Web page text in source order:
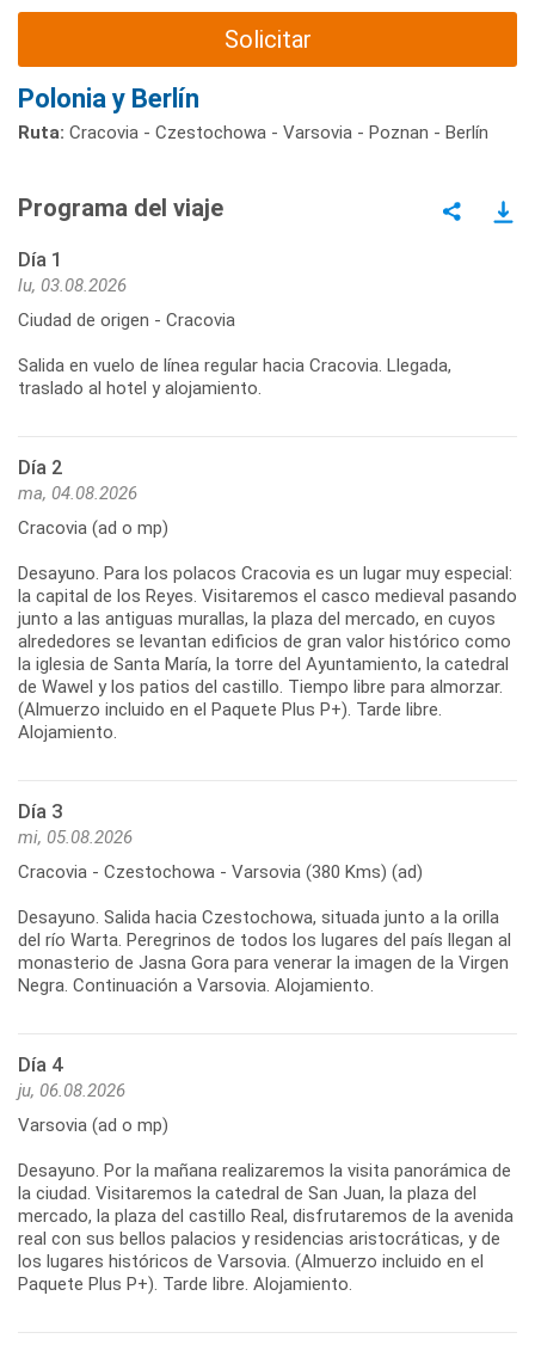
Solicitar
Polonia y Berlín
Ruta: Cracovia - Czestochowa - Varsovia - Poznan - Berlín
Programa del viaje
Día 1
lu, 03.08.2026
Ciudad de origen - Cracovia
Salida en vuelo de línea regular hacia Cracovia. Llegada,
traslado al hotel y alojamiento.
Día 2
ma, 04.08.2026
Cracovia (ad o mp)
Desayuno. Para los polacos Cracovia es un lugar muy especial:
la capital de los Reyes. Visitaremos el casco medieval pasando
junto a las antiguas murallas, la plaza del mercado, en cuyos
alrededores se levantan edificios de gran valor histórico como
la iglesia de Santa María, la torre del Ayuntamiento, la catedral
de Wawel y los patios del castillo. Tiempo libre para almorzar.
(Almuerzo incluido en el Paquete Plus P+). Tarde libre.
Alojamiento.
Día 3
mi, 05.08.2026
Cracovia - Czestochowa - Varsovia (380 Kms) (ad)
Desayuno. Salida hacia Czestochowa, situada junto a la orilla
del río Warta. Peregrinos de todos los lugares del país llegan al
monasterio de Jasna Gora para venerar la imagen de la Virgen
Negra. Continuación a Varsovia. Alojamiento.
Día 4
ju, 06.08.2026
Varsovia (ad o mp)
Desayuno. Por la mañana realizaremos la visita panorámica de
la ciudad. Visitaremos la catedral de San Juan, la plaza del
mercado, la plaza del castillo Real, disfrutaremos de la avenida
real con sus bellos palacios y residencias aristocráticas, y de
los lugares históricos de Varsovia. (Almuerzo incluido en el
Paquete Plus P+). Tarde libre. Alojamiento.